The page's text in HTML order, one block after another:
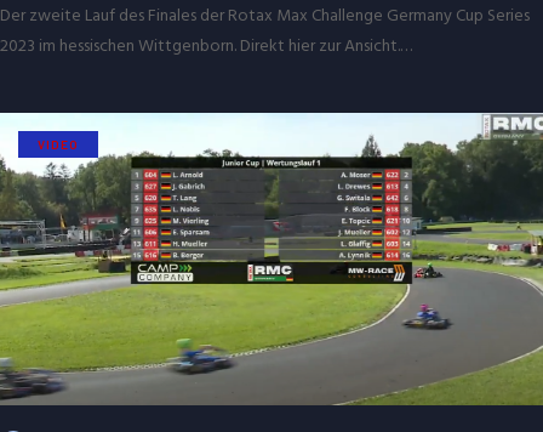
Der zweite Lauf des Finales der Rotax Max Challenge Germany Cup Series
2023 im hessischen Wittgenborn. Direkt hier zur Ansicht.…
VIDEO